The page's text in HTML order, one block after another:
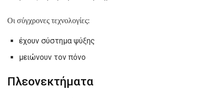
Οι σύγχρονες τεχνολογίες:
έχουν σύστημα ψύξης
μειώνουν τον πόνο
Πλεονεκτήματα